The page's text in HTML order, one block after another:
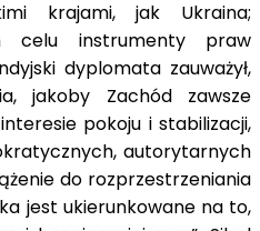
krajami, jak Ukraina;
celu instrumenty praw
dyplomata zauważył,
jakoby Zachód zawsze
pokoju i stabilizacji,
autorytarnych
do rozprzestrzeniania
jest ukierunkowane na to,